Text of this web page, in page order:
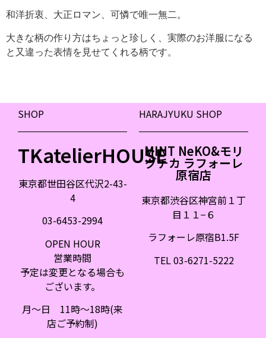
和洋折衷、大正ロマン、可憐で唯一無二。
大きな柄の作り方はちょっと珍しく、実際のお洋服になる
と又違った表情を見せてくれる柄です。
SHOP
TKatelierHOUSE
東京都世田谷区代沢2-43-
4
03-6453-2994
OPEN HOUR
営業時間
予定は変更となる場合も
ございます。
月〜日 11時〜18時(来
店ご予約制)
HARAJYUKU SHOP
MINT NeKO&モリ
グチカ ラフォーレ
原宿店
東京都渋谷区神宮前１丁
目１１−６
ラフォーレ原宿B1.5F
TEL 03-6271-5222